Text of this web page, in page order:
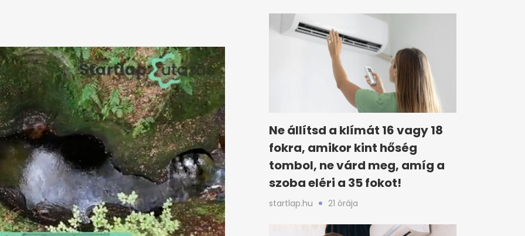
Ne állítsd a klímát 16 vagy 18
fokra, amikor kint hőség
tombol, ne várd meg, amíg a
szoba eléri a 35 fokot!
startlap.hu 21 órája